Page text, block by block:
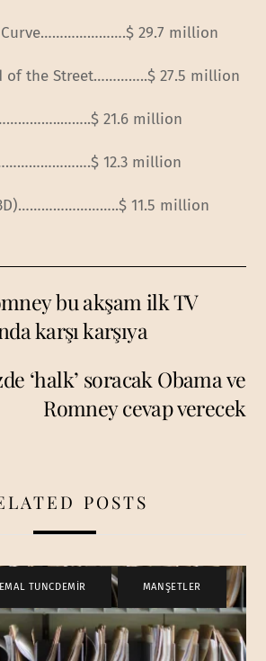
Curve………………….$ 29.7 million
of the Street…………..$ 27.5 million
……..$ 21.6 million
……….$ 12.3 million
$ 11.5 million
bu akşam ilk TV
karşı karşıya
‘halk’ soracak Obama ve
Romney cevap verecek
POSTS
TUNCDEMİR , MANŞETLER